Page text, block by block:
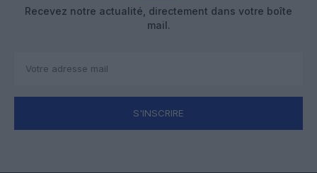
Recevez notre actualité, directement dans votre boîte
mail.
S'INSCRIRE